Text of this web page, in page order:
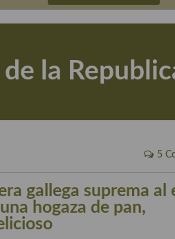
la
5
gallega suprema al
hogaza de pan,